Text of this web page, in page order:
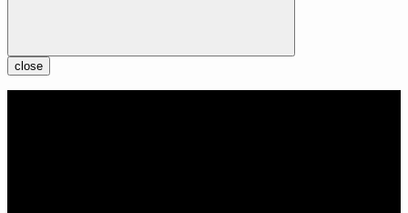
close